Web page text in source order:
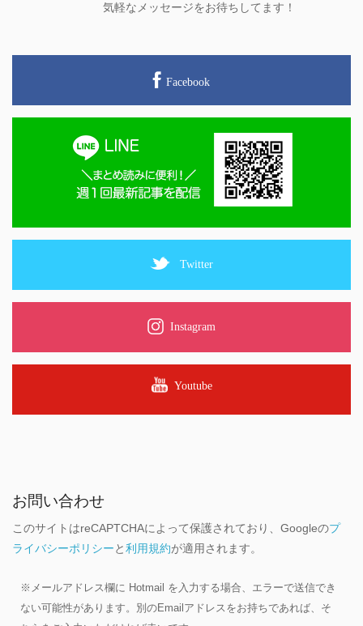
気軽なメッセージをお待ちしてます！
Facebook
Twitter
Instagram
Youtube
お問い合わせ
このサイトはreCAPTCHAによって保護されており、Googleのプ
ライバシーポリシーと利用規約が適用されます。
※メールアドレス欄に Hotmail を入力する場合、エラーで送信でき
ない可能性があります。別のEmailアドレスをお持ちであれば、そ